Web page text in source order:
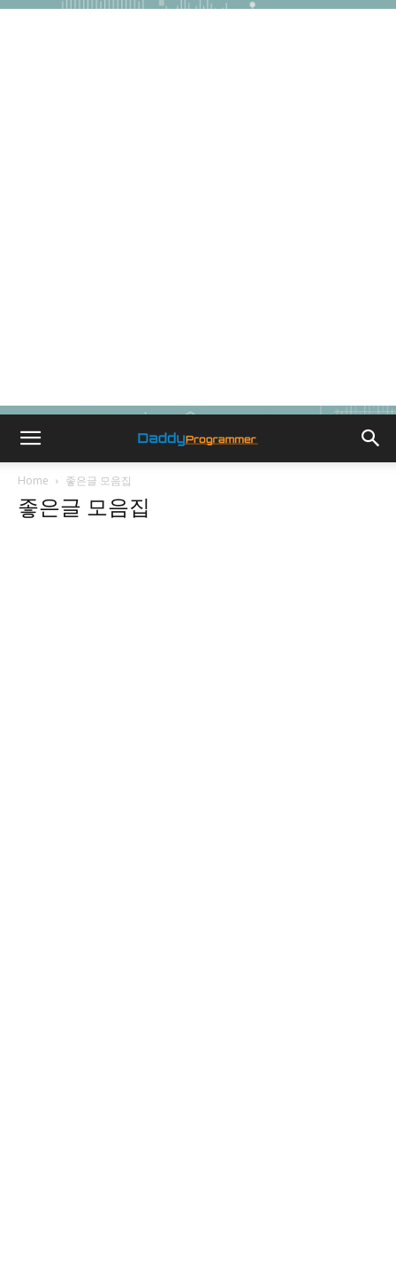
Home 좋은글 모음집
좋은글 모음집